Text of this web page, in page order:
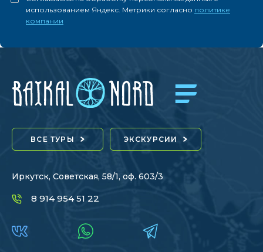
использованием Яндекс. Метрики согласно политике
компании
ВСЕ ТУРЫ ЭКСКУРСИИ
Иркутск, Советская, 58/1, оф. 603/3
8 914 954 51 22